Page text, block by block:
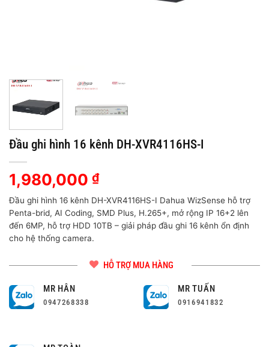
Đầu ghi hình 16 kênh DH-XVR4116HS-I
1,980,000 ₫
Đầu ghi hình 16 kênh DH-XVR4116HS-I Dahua WizSense hỗ trợ
Penta-brid, AI Coding, SMD Plus, H.265+, mở rộng IP 16+2 lên
đến 6MP, hỗ trợ HDD 10TB – giải pháp đầu ghi 16 kênh ổn định
cho hệ thống camera.
HỖ TRỢ MUA HÀNG
MR HÂN
0947268338
MR TUẤN
0916941832